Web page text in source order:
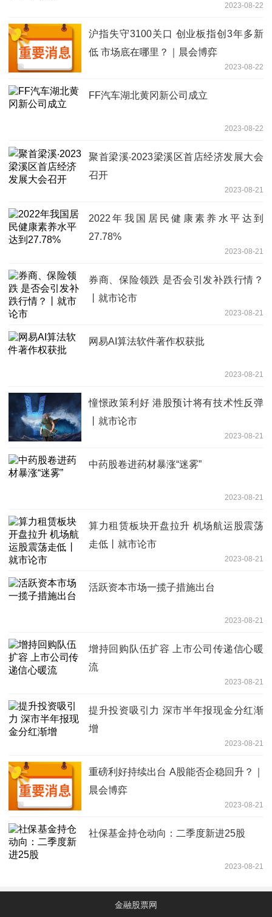
2023-08-22
沪指失守3100关口 创业板指创3年多新
低 市场底在哪里？｜晨会博弈
2023-08-22
FF汽车湖北黄冈新公司成立
2023-08-22
聚首梁溪‧2023梁溪区首店经济发展大会
召开
2023-08-21
2022年我国居民健康素养水平达到
27.78%
2023-08-21
券商、保险领跌 是否会引发补跌行情？
丨就市论市
2023-08-21
网易AI算法软件著作权获批
2023-08-21
憧憬政策利好 港股预计将有技术性反弹
丨就市论市
2023-08-21
中药股卷进药材暴涨“迷雾”
2023-08-21
算力租赁板块开盘拉升 机场航运股震荡
走低丨就市论市
2023-08-21
活跃资本市场一揽子措施出台
2023-08-21
增持回购队伍扩容 上市公司传递信心暖
流
2023-08-21
提升投资吸引力 深市半年报现金分红渐
增
2023-08-21
重磅利好持续出台 A股能否企稳回升？｜
晨会博弈
2023-08-21
社保基金持仓动向：二季度新进25股
2023-08-21
金融股票网